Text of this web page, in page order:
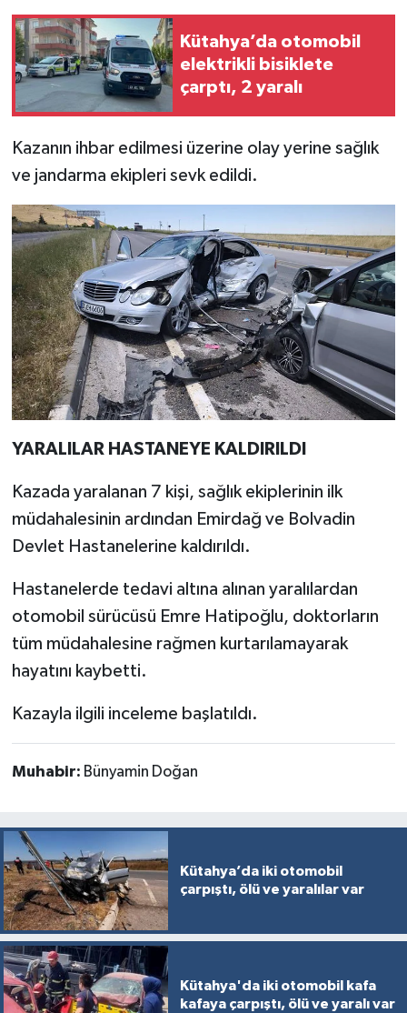
Kütahya’da otomobil
elektrikli bisiklete
çarptı, 2 yaralı
Kazanın ihbar edilmesi üzerine olay yerine sağlık
ve jandarma ekipleri sevk edildi.
YARALILAR HASTANEYE KALDIRILDI
Kazada yaralanan 7 kişi, sağlık ekiplerinin ilk
müdahalesinin ardından Emirdağ ve Bolvadin
Devlet Hastanelerine kaldırıldı.
Hastanelerde tedavi altına alınan yaralılardan
otomobil sürücüsü Emre Hatipoğlu, doktorların
tüm müdahalesine rağmen kurtarılamayarak
hayatını kaybetti.
Kazayla ilgili inceleme başlatıldı.
Muhabir: Bünyamin Doğan
Kütahya’da iki otomobil
çarpıştı, ölü ve yaralılar var
Kütahya'da iki otomobil kafa
kafaya çarpıştı, ölü ve yaralı var
Magazin
Otomobil
Pazarlar
Politika
Resmi İlan
Rüya Tabirleri
Sağlık
Şaphane
Simav
Spor
Tavşanlı
Türkiye
Video Galeri
Yaşam